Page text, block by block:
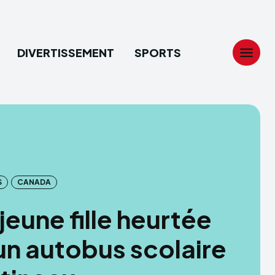
DIVERTISSEMENT SPORTS
CANADA
fille heurtée
autobus scolaire